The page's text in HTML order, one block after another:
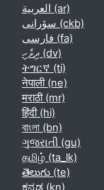
العربية ‎(ar)‎
سۆرانی ‎(ckb)‎
فارسی ‎(fa)‎
ދިވެހި ‎(dv)‎
ትግርኛ ‎(ti)‎
नेपाली ‎(ne)‎
मराठी ‎(mr)‎
हिंदी ‎(hi)‎
বাংলা ‎(bn)‎
ગુજરાતી ‎(gu)‎
தமிழ் ‎(ta_lk)‎
తెలుగు ‎(te)‎
ಕನ್ನಡ ‎(kn)‎